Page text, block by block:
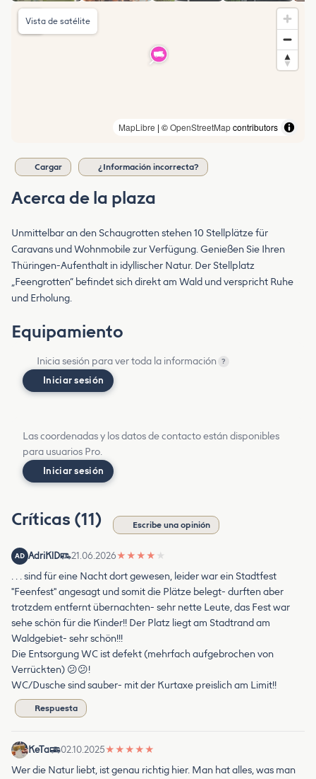
MapLibre | ©OpenStreetMapcontributors
Vista de satélite
Cargar ¿Información incorrecta?
Acerca de la plaza
Unmittelbar an den Schaugrotten stehen 10 Stellplätze für
Caravans und Wohnmobile zur Verfügung. Genießen Sie Ihren
Thüringen-Aufenthalt in idyllischer Natur. Der Stellplatz
„Feengrotten“ befindet sich direkt am Wald und verspricht Ruhe
und Erholung.
Equipamiento
Inicia sesión para ver toda la información ?
Iniciar sesión
Las coordenadas y los datos de contacto están disponibles
para usuarios Pro.
Iniciar sesión
Críticas (11) Escribe una opinión
AD AdriKlD 21.06.2026★ ★ ★ ★ ★
. . . sind für eine Nacht dort gewesen, leider war ein Stadtfest
"Feenfest" angesagt und somit die Plätze belegt- durften aber
trotzdem entfernt übernachten- sehr nette Leute, das Fest war
sehe schön für die Kinder!! Der Platz liegt am Stadtrand am
Waldgebiet- sehr schön!!!
Die Entsorgung WC ist defekt (mehrfach aufgebrochen von
Verrückten) 😕😕!
WC/Dusche sind sauber- mit der Kurtaxe preislich am Limit!!
Respuesta
KeTa 02.10.2025★ ★ ★ ★ ★
Wer die Natur liebt, ist genau richtig hier. Man hat alles, was man